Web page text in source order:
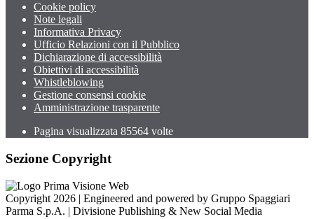
Cookie policy
Note legali
Informativa Privacy
Ufficio Relazioni con il Pubblico
Dichiarazione di accessibilità
Obiettivi di accessibilità
Whistleblowing
Gestione consensi cookie
Amministrazione trasparente
Pagina visualizzata 85564 volte
Sezione Copyright
Copyright 2026 | Engineered and powered by Gruppo Spaggiari
Parma S.p.A. | Divisione Publishing & New Social Media